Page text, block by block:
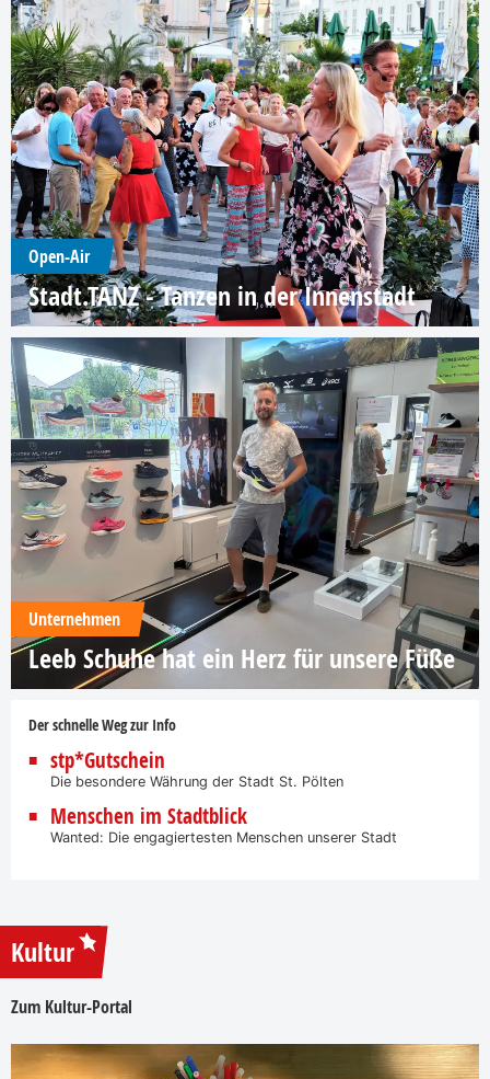
Open-Air
Stadt.TANZ - Tanzen in der Innenstadt
Unternehmen
Leeb Schuhe hat ein Herz für unsere Füße
Der schnelle Weg zur Info
stp*Gutschein
Die besondere Währung der Stadt St. Pölten
Menschen im Stadtblick
Wanted: Die engagiertesten Menschen unserer Stadt
Kultur
Zum Kultur-Portal